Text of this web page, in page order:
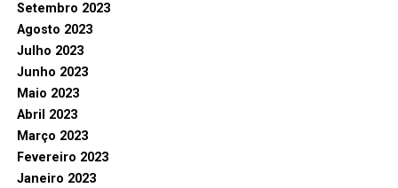
Setembro 2023
Agosto 2023
Julho 2023
Junho 2023
Maio 2023
Abril 2023
Março 2023
Fevereiro 2023
Janeiro 2023